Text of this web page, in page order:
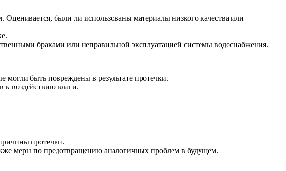
Оценивается, были ли использованы материалы низкого качества или
браками или неправильной эксплуатацией системы водоснабжения.
могли быть повреждены в результате протечки.
к воздействию влаги.
протечки.
меры по предотвращению аналогичных проблем в будущем.